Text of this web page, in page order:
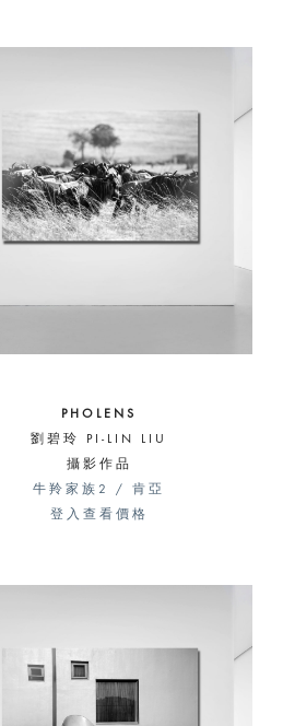
PHOLENS
劉碧玲 PI-LIN LIU
攝影作品
牛羚家族2 / 肯亞
登入查看價格